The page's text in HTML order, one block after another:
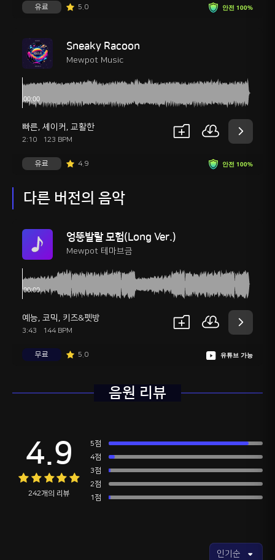
안전 100%
유료 5.0
Sneaky Racoon
Mewpot Music
빠른, 셰이커 , 교활한
2:10 123 BPM
안전 100%
유료 4.9
다른 버전의 음악
엉뚱발랄 모험(Long Ver.)
Mewpot 테마브금
예능, 코믹, 키즈&펫방
3:43 144 BPM
유튜브 가능
무료 5.0
음원 리뷰
4.9
242개의 리뷰
5점
4점
3점
2점
1점